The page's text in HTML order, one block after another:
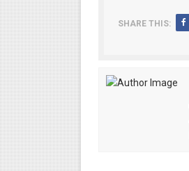
SHARE THIS: